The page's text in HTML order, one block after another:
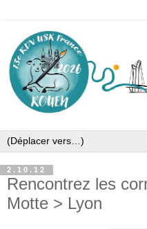
2.10.12
Rencontrez les
Motte > Lyon